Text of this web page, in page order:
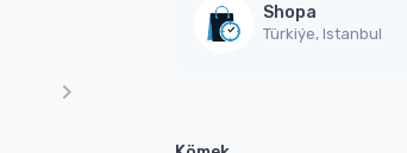
Shopa
Türkiýe, Istanbul